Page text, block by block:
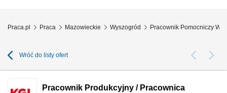
Praca.pl Praca Mazowieckie Wyszogród Pracownik Pomocniczy
Wróć do listy ofert
Pracownik Produkcyjny / Pracownica